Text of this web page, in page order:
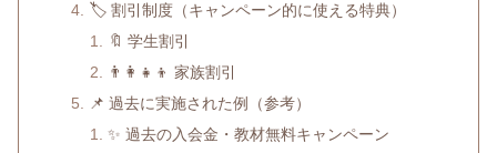
🏷 割引制度（キャンペーン的に使える特典）
🔖 学生割引
👨‍👩‍👧‍👦 家族割引
📌 過去に実施された例（参考）
✨ 過去の入会金・教材無料キャンペーン